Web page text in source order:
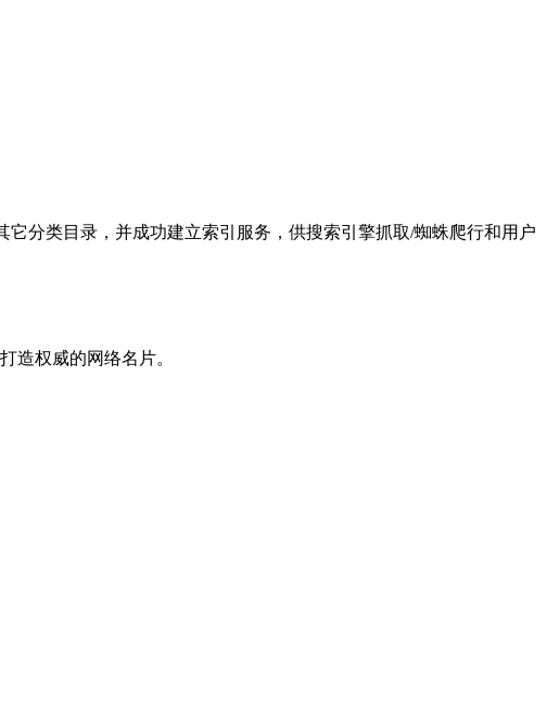
它分类目录，并成功建立索引服务，供搜索引擎抓取/蜘蛛爬行和用户
造权威的网络名片。